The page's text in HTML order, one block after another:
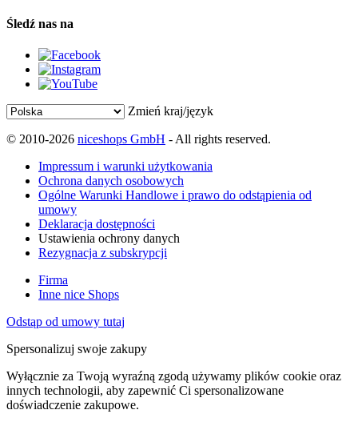
Śledź nas na
Zmień kraj/język
© 2010-2026 niceshops GmbH - All rights reserved.
Impressum i warunki użytkowania
Ochrona danych osobowych
Ogólne Warunki Handlowe i prawo do odstąpienia od
umowy
Deklaracja dostępności
Ustawienia ochrony danych
Rezygnacja z subskrypcji
Firma
Inne nice Shops
Odstąp od umowy tutaj
Spersonalizuj swoje zakupy
Wyłącznie za Twoją wyraźną zgodą używamy plików cookie oraz
innych technologii, aby zapewnić Ci spersonalizowane
doświadczenie zakupowe.